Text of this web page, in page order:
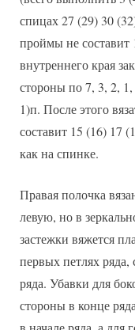
спицах 27 (29) 30
проймы не составит
внутреннего края
стороны по 7, 3, 2,
1)п. После этого
составит 15 (16) 17
как на спинке.
Правая полочка
левую, но в
застежки вяжется
первых петлях ряда,
ряда. Убавки для
стороны в конце